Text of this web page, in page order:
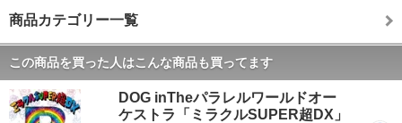
商品カテゴリー一覧
この商品を買った人はこんな商品も買ってます
DOG inTheパラレルワールドオー
ケストラ「ミラクルSUPER超DX」